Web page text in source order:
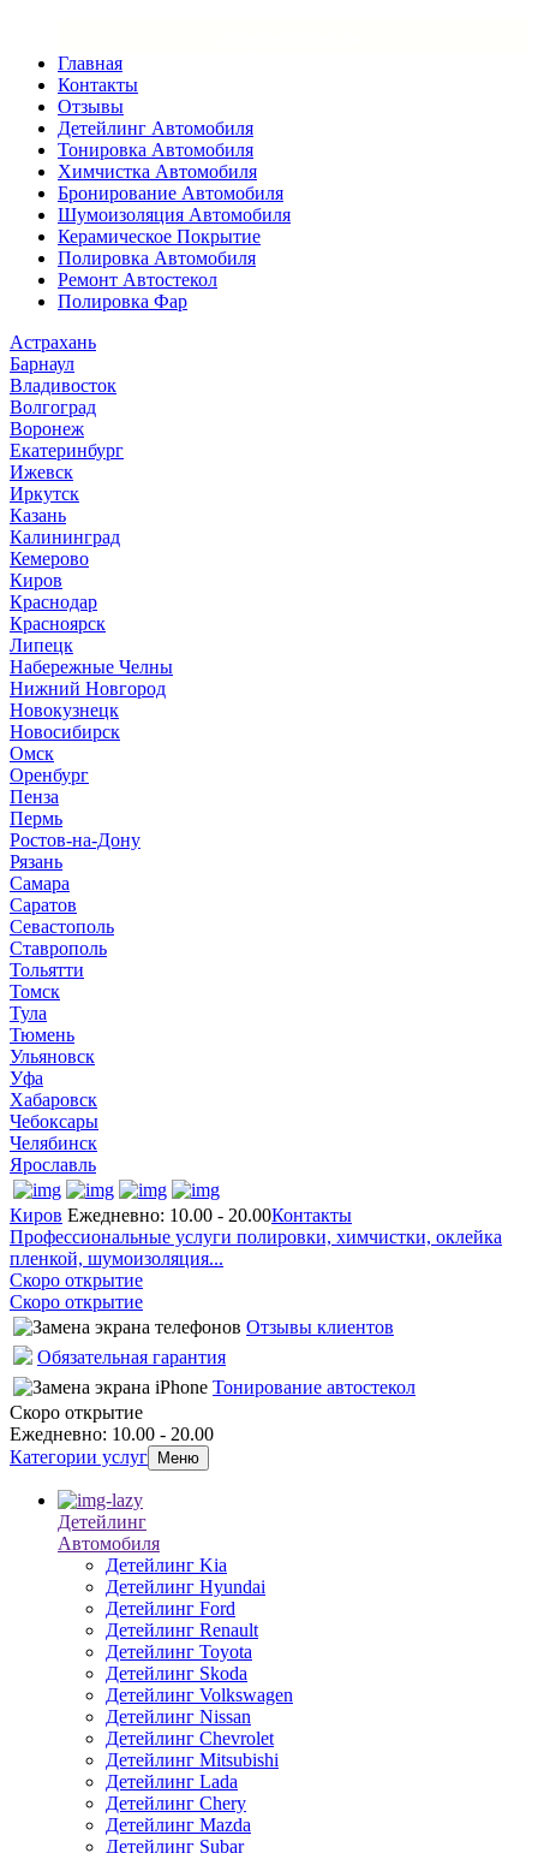
Главная
Контакты
Отзывы
Детейлинг Автомобиля
Тонировка Автомобиля
Химчистка Автомобиля
Бронирование Автомобиля
Шумоизоляция Автомобиля
Керамическое Покрытие
Полировка Автомобиля
Ремонт Автостекол
Полировка Фар
Астрахань
Барнаул
Владивосток
Волгоград
Воронеж
Екатеринбург
Ижевск
Иркутск
Казань
Калининград
Кемерово
Киров
Краснодар
Красноярск
Липецк
Набережные Челны
Нижний Новгород
Новокузнецк
Новосибирск
Омск
Оренбург
Пенза
Пермь
Ростов-на-Дону
Рязань
Самара
Саратов
Севастополь
Ставрополь
Тольятти
Томск
Тула
Тюмень
Ульяновск
Уфа
Хабаровск
Чебоксары
Челябинск
Ярославль
Киров Ежедневно: 10.00 - 20.00Контакты
Профессиональные услуги полировки, химчистки, оклейка
пленкой, шумоизоляция...
Скоро открытие
Скоро открытие
Отзывы клиентов
Обязательная гарантия
Тонирование автостекол
Скоро открытие
Ежедневно: 10.00 - 20.00
Категории услуг
Меню
Детейлинг
Автомобиля
Детейлинг Kia
Детейлинг Hyundai
Детейлинг Ford
Детейлинг Renault
Детейлинг Toyota
Детейлинг Skoda
Детейлинг Volkswagen
Детейлинг Nissan
Детейлинг Chevrolet
Детейлинг Mitsubishi
Детейлинг Lada
Детейлинг Chery
Детейлинг Mazda
Детейлинг Subar